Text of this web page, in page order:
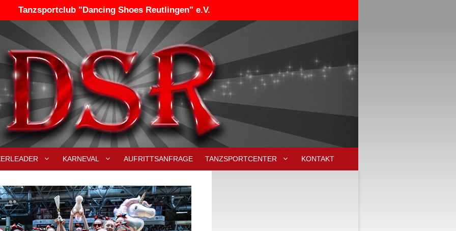
Tanzsportclub "Dancing Shoes Reutlingen" e.V.
KARNEVAL AUFRITTSANFRAGE TANZSPORTCENTER KONTAKT